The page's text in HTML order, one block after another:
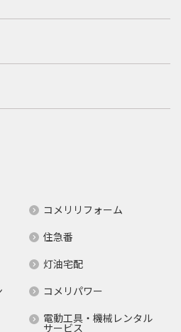
コメリリフォーム
住急番
灯油宅配
コメリパワー
電動工具・機械レンタル
サービス